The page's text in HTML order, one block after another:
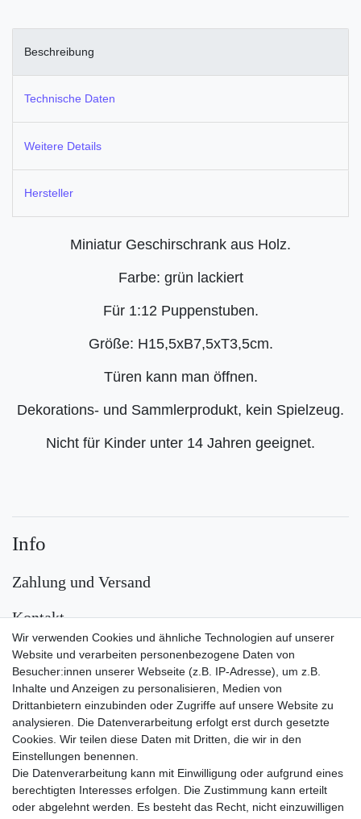
Beschreibung
Technische Daten
Weitere Details
Hersteller
Miniatur Geschirschrank aus Holz.
Farbe: grün lackiert
Für 1:12 Puppenstuben.
Größe: H15,5xB7,5xT3,5cm.
Türen kann man öffnen.
Dekorations- und Sammlerprodukt, kein Spielzeug.
Nicht für Kinder unter 14 Jahren geeignet.
Wir verwenden Cookies und ähnliche Technologien auf unserer
Website und verarbeiten personenbezogene Daten von
Besucher:innen unserer Webseite (z.B. IP-Adresse), um z.B.
Inhalte und Anzeigen zu personalisieren, Medien von
Drittanbietern einzubinden oder Zugriffe auf unsere Website zu
analysieren. Die Datenverarbeitung erfolgt erst durch gesetzte
Cookies. Wir teilen diese Daten mit Dritten, die wir in den
Einstellungen benennen.
Die Datenverarbeitung kann mit Einwilligung oder aufgrund eines
berechtigten Interesses erfolgen. Die Zustimmung kann erteilt
oder abgelehnt werden. Es besteht das Recht, nicht einzuwilligen
Info
Zahlung und Versand
Kontakt
Versand
Zahlungsarten